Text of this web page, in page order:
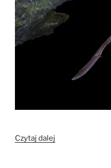
Czytaj dalej